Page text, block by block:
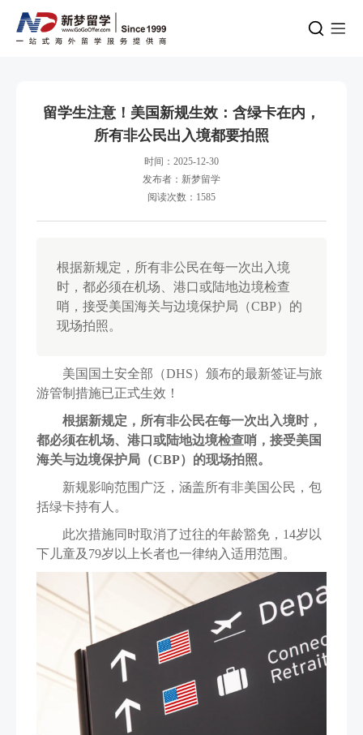
留学生注意！美国新规生效：含绿卡在内，
所有非公民出入境都要拍照
时间：2025-12-30
发布者：新梦留学
阅读次数：1585
根据新规定，所有非公民在每一次出入境
时，都必须在机场、港口或陆地边境检查
哨，接受美国海关与边境保护局（CBP）的
现场拍照。
美国国土安全部（DHS）颁布的最新签证与旅
游管制措施已正式生效！
根据新规定，所有非公民在每一次出入境时，
都必须在机场、港口或陆地边境检查哨，接受美国
海关与边境保护局（CBP）的现场拍照。
新规影响范围广泛，涵盖所有非美国公民，包
括绿卡持有人。
此次措施同时取消了过往的年龄豁免，14岁以
下儿童及79岁以上长者也一律纳入适用范围。